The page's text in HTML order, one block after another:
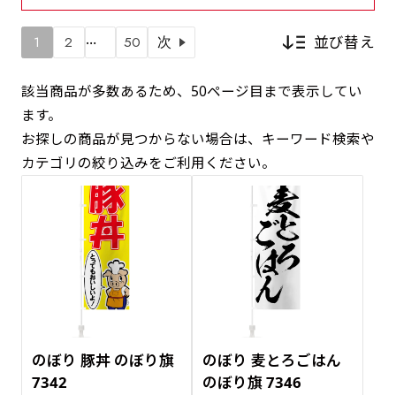
1 2 … 50 次 並び替え
新着順
価格が安い順
価格が高い順
該当商品が多数あるため、50ページ目まで表示してい
ます。
お探しの商品が見つからない場合は、キーワード検索や
カテゴリの絞り込みをご利用ください。
のぼり 豚丼 のぼり旗
7342
のぼり 麦とろごはん
のぼり旗 7346